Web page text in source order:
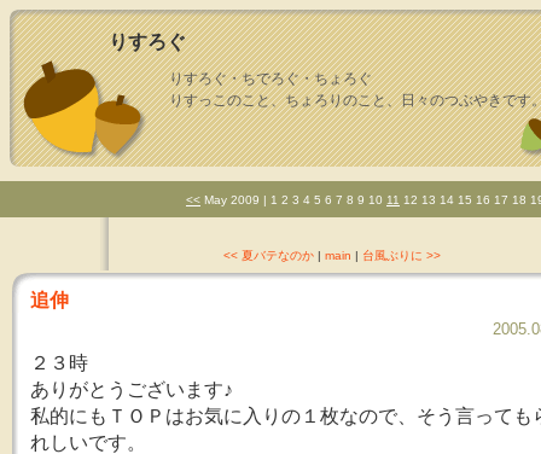
りすろぐ
りすろぐ・ちでろぐ・ちょろぐ
りすっこのこと、ちょろりのこと、日々のつぶやきです
<< May 2009 | 1 2 3 4 5 6 7 8 9 10 11 12 13 14 15 16 17 18
<< 夏バテなのか | main | 台風ぶりに >>
追伸
２３時
ありがとうございます♪
私的にもＴＯＰはお気に入りの１枚なので、そう言っても
れしいです。